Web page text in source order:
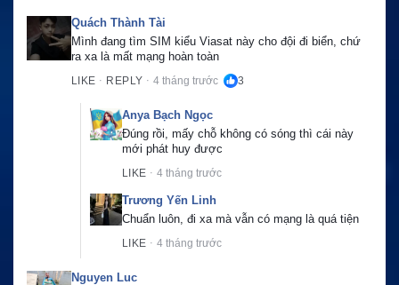
Quách Thành Tài
Mình đang tìm SIM kiểu Viasat này cho đội đi biển, chứ
ra xa là mất mạng hoàn toàn
LIKE · REPLY · 4 tháng trước 3
Anya Bạch Ngọc
Đúng rồi, mấy chỗ không có sóng thì cái này
mới phát huy được
LIKE · 4 tháng trước
Trương Yến Linh
Chuẩn luôn, đi xa mà vẫn có mạng là quá tiện
LIKE · 4 tháng trước
Nguyen Luc